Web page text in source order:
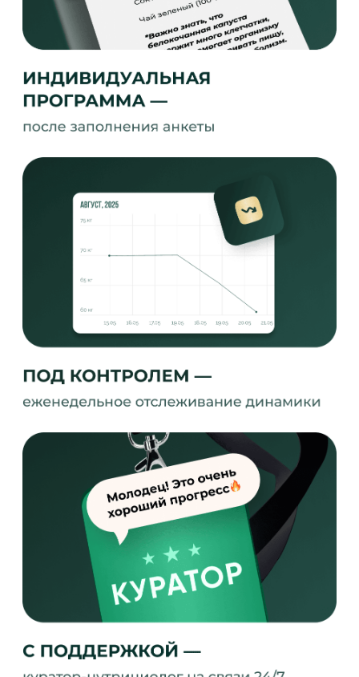
БОЛЕЕ 35 000
КЛИЕНТОВ ПРОШЛИ
ПРОТОКОЛ